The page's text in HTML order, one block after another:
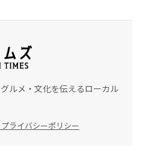
ルメ・文化を伝えるローカル
プライバシーポリシー